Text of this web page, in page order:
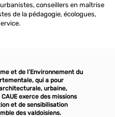
conseillers en maîtrise
de la pédagogie, écologues,
et de l’Environnement du
qui a pour
urbaine,
exerce des missions
et de sensibilisation
des valdoisiens.